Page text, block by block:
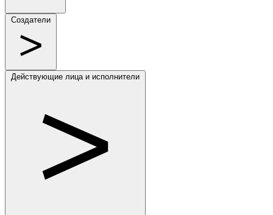
Создатели
Действующие лица и исполнители